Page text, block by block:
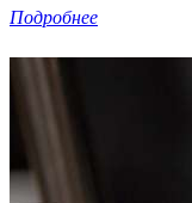
Подробнее